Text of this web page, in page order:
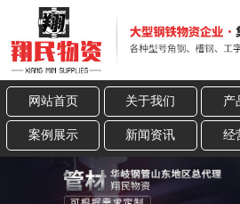
网站首页 关于我们 产
案例展示 新闻资讯 经